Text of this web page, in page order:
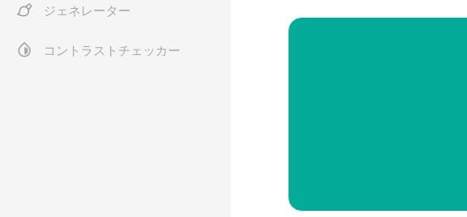
ジェネレーター
コントラストチェッカー